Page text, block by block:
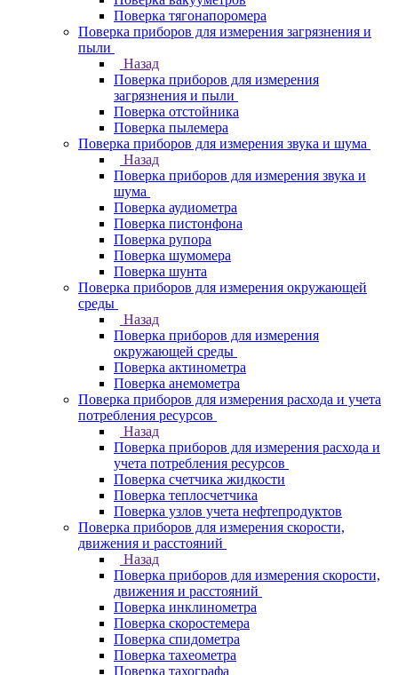
Поверка тягонапоромера
Поверка приборов для измерения загрязнения и
пыли
Назад
Поверка приборов для измерения
загрязнения и пыли
Поверка отстойника
Поверка пылемера
Поверка приборов для измерения звука и шума
Назад
Поверка приборов для измерения звука и
шума
Поверка аудиометра
Поверка пистонфона
Поверка рупора
Поверка шумомера
Поверка шунта
Поверка приборов для измерения окружающей
среды
Назад
Поверка приборов для измерения
окружающей среды
Поверка актинометра
Поверка анемометра
Поверка приборов для измерения расхода и учета
потребления ресурсов
Назад
Поверка приборов для измерения расхода и
учета потребления ресурсов
Поверка счетчика жидкости
Поверка теплосчетчика
Поверка узлов учета нефтепродуктов
Поверка приборов для измерения скорости,
движения и расстояний
Назад
Поверка приборов для измерения скорости,
движения и расстояний
Поверка инклинометра
Поверка скоростемера
Поверка спидометра
Поверка тахеометра
Поверка тахографа